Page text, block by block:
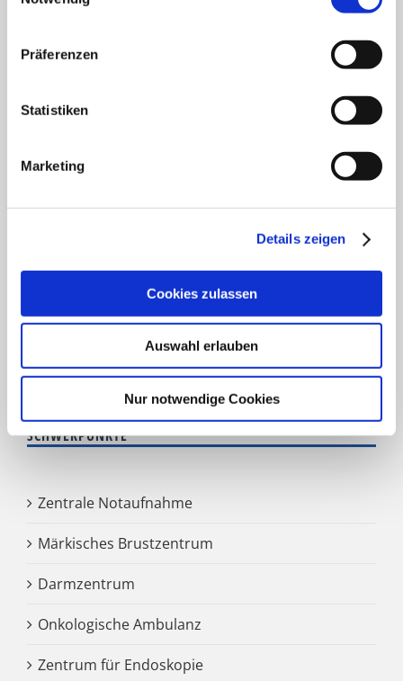
Präferenzen
Statistiken
Marketing
Details zeigen
Cookies zulassen
Auswahl erlauben
Nur notwendige Cookies
Klinik für Innere Medizin Goethestraße
Klinik für Plastische und Ästhetische Chirurgie,
HNO Belegabteilung
SCHWERPUNKTE
Zentrale Notaufnahme
Märkisches Brustzentrum
Darmzentrum
Onkologische Ambulanz
Zentrum für Endoskopie